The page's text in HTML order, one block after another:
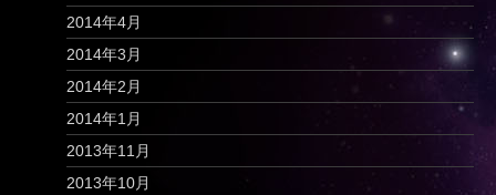
2014年4月
2014年3月
2014年2月
2014年1月
2013年11月
2013年10月